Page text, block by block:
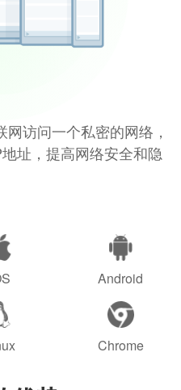
访问一个私密的网络，
址，提高网络安全和隐
Android
Chrome